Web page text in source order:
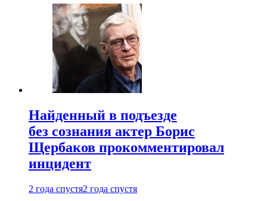
Найденный в подъезде
без сознания актер Борис
Щербаков прокомментировал
инцидент
2 года спустя2 года спустя